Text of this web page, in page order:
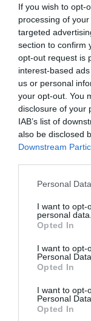
If you wish to opt-
processing of
targeted
section to confirm
opt-out request is
interest-based
us or personal
your opt-out. You
disclosure of your
IAB’s list of
also be disclosed
Downstream
Please note that
not limited to
grant or deny
use your data for
consent section.
Personal
I want to opt-
personal data.
Opted In
I want to opt-
Personal Data.
Opted In
I want to opt-
Personal
Opted In
megosztott
Sokak szerint a
legszebb
azonban a
strandjai
Ksamil Albánia
homokos
4. Ayia